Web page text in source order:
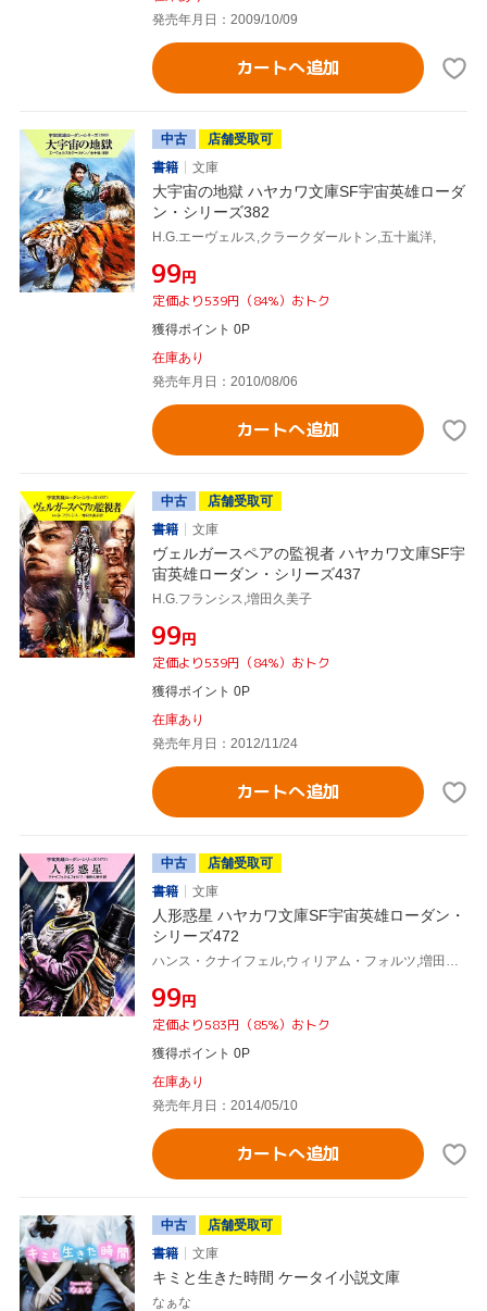
発売年月日：2009/10/09
カートへ追加
中古
店舗受取可
書籍
文庫
大宇宙の地獄 ハヤカワ文庫SF宇宙英雄ローダ
ン・シリーズ382
H.G.エーヴェルス,クラークダールトン,五十嵐洋,
¥99円
定価より539円（84%）おトク
獲得ポイント 0P
在庫あり
発売年月日：2010/08/06
カートへ追加
中古
店舗受取可
書籍
文庫
ヴェルガースペアの監視者 ハヤカワ文庫SF宇
宙英雄ローダン・シリーズ437
H.G.フランシス,増田久美子
¥99円
定価より539円（84%）おトク
獲得ポイント 0P
在庫あり
発売年月日：2012/11/24
カートへ追加
中古
店舗受取可
書籍
文庫
人形惑星 ハヤカワ文庫SF宇宙英雄ローダン・
シリーズ472
ハンス・クナイフェル,ウィリアム・フォルツ,増田久美子,工藤稜
¥99円
定価より583円（85%）おトク
獲得ポイント 0P
在庫あり
発売年月日：2014/05/10
カートへ追加
中古
店舗受取可
書籍
文庫
キミと生きた時間 ケータイ小説文庫
なぁな